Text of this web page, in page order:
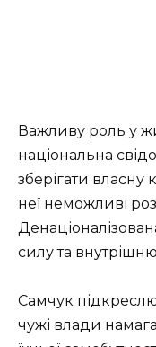
Важливу роль у
національна
зберігати власну
неї неможливі
силу та внутрішню
Самчук
чужі влади